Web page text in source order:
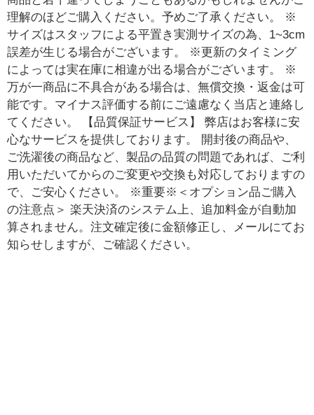
理解のほどご購入ください。予めご了承ください。 ※
サイズはスタッフによる平置き実測サイズの為、1~3cm
誤差が生じる場合がございます。 ※更新のタイミング
によっては実在庫に相違が出る場合がございます。 ※
万が一商品に不具合がある場合は、無償交換・返金は可
能です。マイナス評価する前にご遠慮なく当店と連絡し
てください。 【品質保証サービス】 弊店はお客様に安
心なサービスを提供しております。 開封後の商品や、
ご洗濯後の商品など、製品の品質の問題であれば、ご利
用いただいてからのご変更や交換も対応しておりますの
で、ご安心ください。 ※重要※＜オプション品ご購入
の注意点＞ 楽天決済のシステム上、追加料金が自動加
算されません。注文確定後に金額修正し、メールにてお
知らせしますが、ご確認ください。